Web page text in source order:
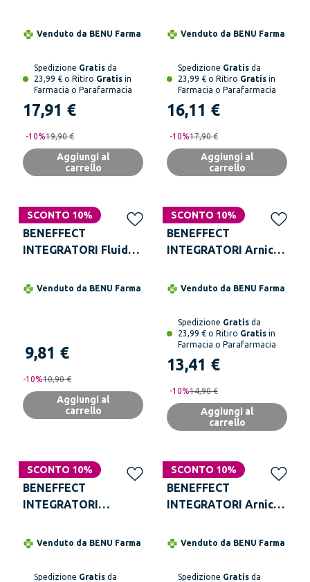
Polvere Barattolo 300
Venduto da BENU Farma
Spedizione Gratis da
23,99 € o Ritiro Gratis in
Farmacia o Parafarmacia
17,91 €
-10%19,90 €
Aggiungi al
carrello
Gommose
Venduto da BENU Farma
Spedizione Gratis da
23,99 € o Ritiro Gratis in
Farmacia o Parafarmacia
16,11 €
-10%17,90 €
Aggiungi al
carrello
SCONTO 10%
BENEFFECT
INTEGRATORI Fluid
ml
Venduto da BENU Farma
9,81 €
-10%10,90 €
Aggiungi al
carrello
SCONTO 10%
BENEFFECT
INTEGRATORI Arnica
Venduto da BENU Farma
Spedizione Gratis da
23,99 € o Ritiro Gratis in
Farmacia o Parafarmacia
13,41 €
-10%14,90 €
Aggiungi al
carrello
SCONTO 10%
BENEFFECT
INTEGRATORI
Venduto da BENU Farma
Spedizione Gratis da
SCONTO 10%
BENEFFECT
INTEGRATORI Arnica
Venduto da BENU Farma
Spedizione Gratis da